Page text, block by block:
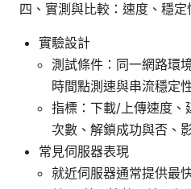
四、實測與比較：速度、穩
實驗設計
測試條件：同一網路環
時間點測速與串流穩定
指標：下載/上傳速度
次數、解鎖成功與否、
常見伺服器表現
就近伺服器通常提供最